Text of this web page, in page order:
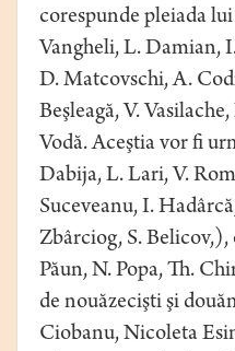
corespunde pleiada
Vangheli, L. Damian,
D. Matcovschi, A.
Beşleagă, V.
Vodă. Aceştia vor fi
Dabija, L. Lari, V.
Suceveanu, I.
Zbârciog, S.
Păun, N. Popa, Th.
de nouăzecişti şi
Ciobanu, Nicoleta